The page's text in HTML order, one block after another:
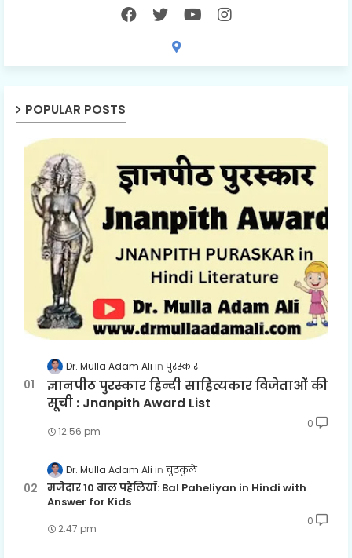
POPULAR POSTS
Dr. Mulla Adam Ali पुरस्कार
ज्ञानपीठ पुरस्कार हिन्दी साहित्यकार विजेताओं की
सूची : Jnanpith Award List
12:56 pm
0
Dr. Mulla Adam Ali चुटकुले
मजेदार 10 बाल पहेलियाँ: Bal Paheliyan in Hindi with
Answer for Kids
2:47 pm
0